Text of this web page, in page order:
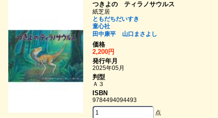
つきよの ティラノサウルス
紙芝居
ともだちだいすき
童心社
田中康平
山口まさよし
価格
2,200円
発行年月
2025年05月
判型
Ａ３
ISBN
9784494094493
点